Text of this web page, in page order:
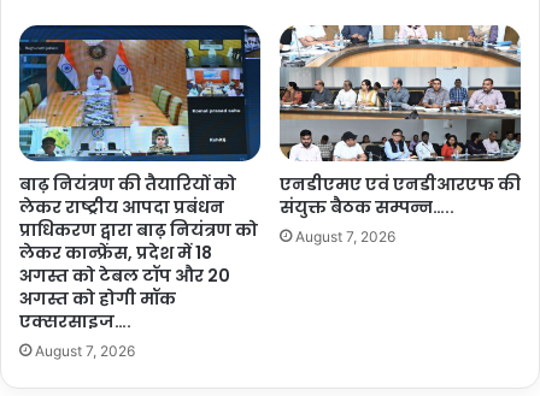
कि
सा
नों
से
की
न
वा
चा
र
अ
प
ना
ने
की
अ
बाढ़ नियंत्रण की तैयारियों को
लेकर राष्ट्रीय आपदा प्रबंधन
प्राधिकरण द्वारा बाढ़ नियंत्रण को
लेकर कान्फ्रेंस, प्रदेश में 18
अगस्त को टेबल टॉप और 20
अगस्त को होगी मॉक
एक्सरसाइज….
August 7, 2026
एनडीएमए एवं एनडीआरएफ की
संयुक्त बैठक सम्पन्न…..
August 7, 2026